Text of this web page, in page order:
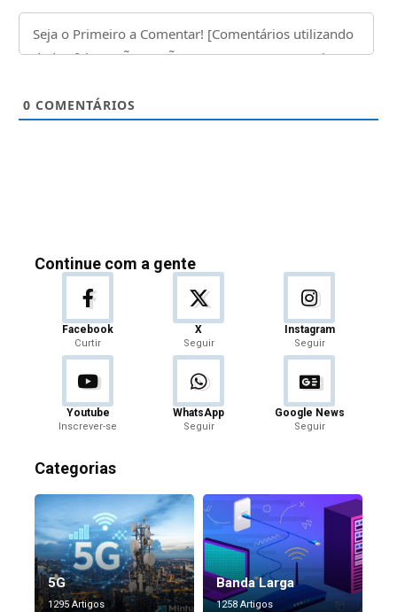
0 COMENTÁRIOS
Continue com a gente
Facebook
Curtir
X
Seguir
Instagram
Seguir
Youtube
Inscrever-se
WhatsApp
Seguir
Google News
Seguir
Categorias
5G
1295 Artigos
Banda Larga
1258 Artigos